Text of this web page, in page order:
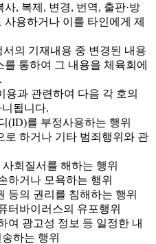
, 복제, 변경, 번역, 출판·방
용하거나 이를 타인에게 제
의 기재내용 중 변경된 내용
통하여 그 내용을 체육회에
용과 관련하여 다음 각 호의
됩니다.
(ID)를 부정사용하는 행위
로 하거나 기타 범죄행위와 관
회질서를 해하는 행위
하거나 모욕하는 행위
등의 권리를 침해하는 행위
터바이러스의 유포행위
여 광고성 정보 등 일정한 내
하는 행위